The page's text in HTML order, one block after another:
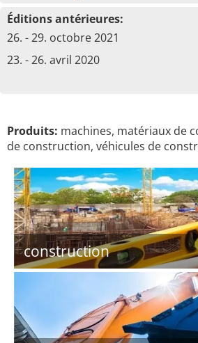
Éditions antérieures:
26. - 29. octobre 2021
23. - 26. avril 2020
Produits: machines, matériaux de
de construction, véhicules de
construction